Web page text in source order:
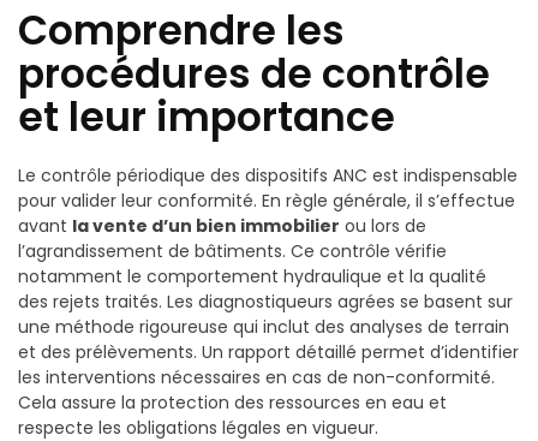
Comprendre les
procédures de contrôle
et leur importance
Le contrôle périodique des dispositifs ANC est indispensable
pour valider leur conformité. En règle générale, il s’effectue
avant la vente d’un bien immobilier ou lors de
l’agrandissement de bâtiments. Ce contrôle vérifie
notamment le comportement hydraulique et la qualité
des rejets traités. Les diagnostiqueurs agrées se basent sur
une méthode rigoureuse qui inclut des analyses de terrain
et des prélèvements. Un rapport détaillé permet d’identifier
les interventions nécessaires en cas de non-conformité.
Cela assure la protection des ressources en eau et
respecte les obligations légales en vigueur.